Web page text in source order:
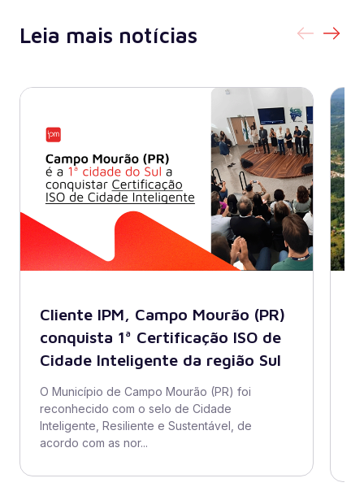
Leia mais notícias
Cliente IPM, Campo Mourão (PR)
conquista 1ª Certificação ISO de
Cidade Inteligente da região Sul
O Município de Campo Mourão (PR) foi
reconhecido com o selo de Cidade
Inteligente, Resiliente e Sustentável, de
acordo com as nor...